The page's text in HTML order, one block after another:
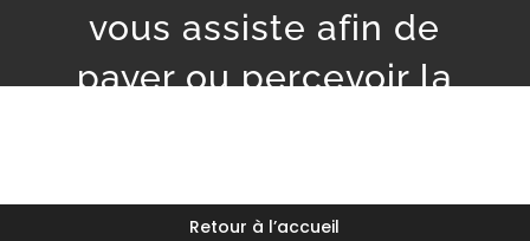
vous assiste afin de
payer ou percevoir la
Retour à l’accueil